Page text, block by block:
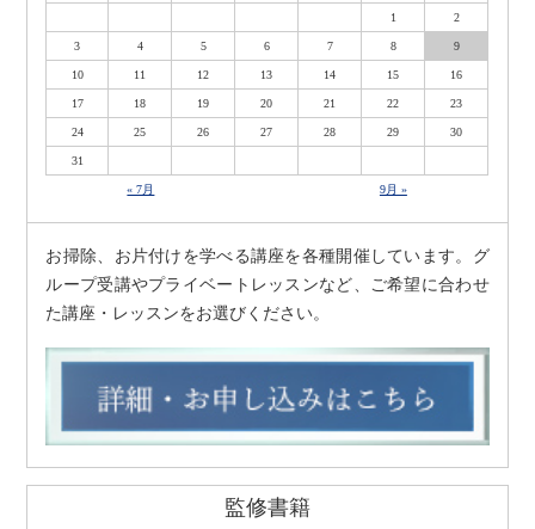
1 2
3 4 5 6 7 8 9
10 11 12 13 14 15 16
17 18 19 20 21 22 23
24 25 26 27 28 29 30
31
« 7月 9月 »
お掃除、お片付けを学べる講座を各種開催しています。グ
ループ受講やプライベートレッスンなど、ご希望に合わせ
た講座・レッスンをお選びください。
監修書籍